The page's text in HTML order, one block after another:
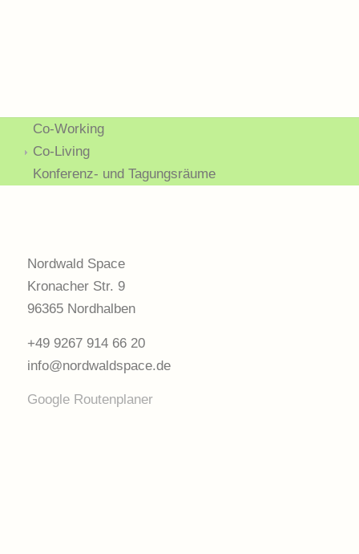
Co-Working
Co-Living
Konferenz- und Tagungsräume
Nordwald Space
Kronacher Str. 9
96365 Nordhalben
+49 9267 914 66 20
info@nordwaldspace.de
Google Routenplaner